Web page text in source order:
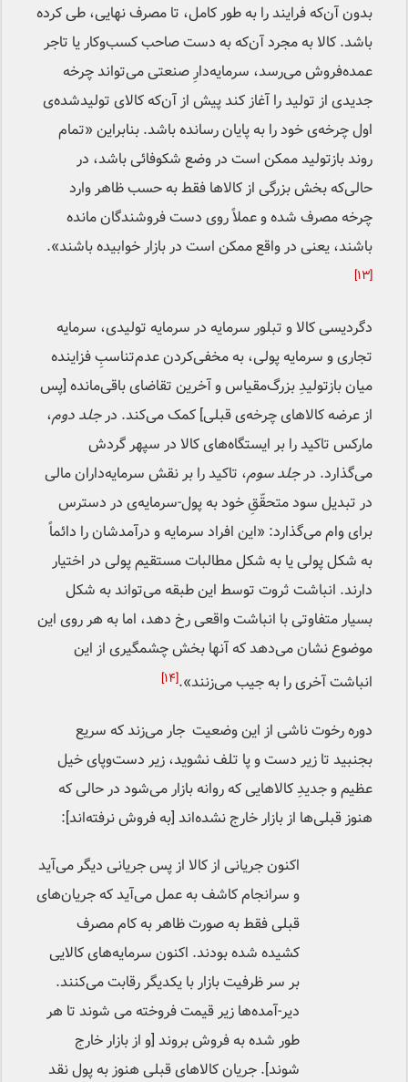
بدون آن‌که فرایند را به طور کامل، تا مصرف نهایی، طی کرده
باشد. کالا به مجرد آن‌که به دست صاحب کسب‌وکار یا تاجر
عمده‌فروش می‌رسد، سرمایه‌دارِ صنعتی می‌تواند چرخه
جدیدی از تولید را آغاز کند پیش از آن‌که کالای تولیدشده‌ی
اول چرخه‌ی خود را به پایان رسانده باشد. بنابراین «تمام
روند بازتولید ممکن است در وضع شکوفائی باشد، در
حالی‌که بخش بزرگی از کالاها فقط به حسب ظاهر وارد
چرخه مصرف شده و عملاً روی دست فروشندگان مانده
باشند، یعنی در واقع ممکن است در بازار خوابیده باشند».
[۱۳]
دگردیسی کالا و تبلور سرمایه در سرمایه تولیدی، سرمایه
تجاری و سرمایه پولی، به مخفی‌کردن عدم‌تناسبِ فزاینده
میان بازتولیدِ بزرگ‌مقیاس و آخرین تقاضای باقی‌‌مانده [پس
از عرضه کالاهای چرخه‌ی قبلی] کمک می‌کند. درجلد دوم،
مارکس تاکید را بر ایستگاه‌های کالا در سپهر گردش
می‌گذارد. درجلد سوم، تاکید را بر نقش سرمایه‌داران مالی
در تبدیل سود متحقّقِ خود به پول-سرمایه‌ی در دسترس
برای وام می‌گذارد: «این افراد سرمایه و درآمدشان را دائماً
به شکل پولی یا به شکل مطالبات مستقیم پولی در اختیار
دارند. انباشت ثروت توسط این طبقه می‌تواند به شکل
بسیار متفاوتی با انباشت واقعی رخ دهد، اما به هر روی این
موضوع نشان می‌دهد که آنها بخش چشمگیری از این
انباشت آخری را به جیب می‌زنند».[۱۴]
دوره رخوت ناشی از این وضعیت جار می‌زند که سریع
بجنبید تا زیر دست و پا تلف نشوید، زیر دست‌وپای خیل
عظیم و جدیدِ کالاهایی که روانه بازار می‌شود در حالی که
هنوز قبلی‌ها از بازار خارج نشده‌اند [به فروش نرفته‌اند]:
اکنون جریانی از کالا از پس جریانی دیگر می‌آید
و سرانجام کاشف به عمل می‌آید که جریان‌های
قبلی فقط به صورت ظاهر به کام مصرف
کشیده شده بودند. اکنون سرمایه‌های کالایی
بر سر ظرفیت بازار با یکدیگر رقابت می‌کنند.
دیر-آمده‌ها زیر قیمت فروخته می شوند تا هر
طور شده به فروش بروند [و از بازار خارج
شوند]. جریان‌ کالاهای قبلی هنوز به پول نقد